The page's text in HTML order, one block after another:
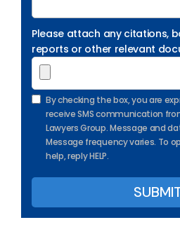
Please attach any citations,
reports or other relevant
By checking the box, you are
receive SMS communication
Lawyers Group. Message and
Message frequency varies. To
help, reply HELP.